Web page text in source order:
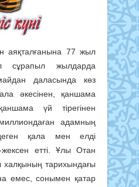
аяқталғанына 77 жыл
жылдарда
даласында көз
әкесінен, қаншама
үй тірегінен
адамның
қала мен елді
етті. Ұлы Отан
тарихындағы
емес, сонымен қатар